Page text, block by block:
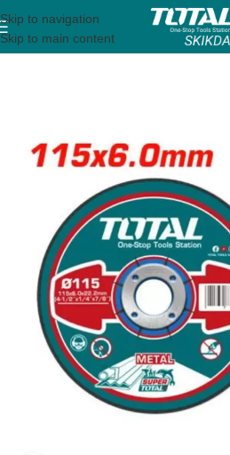
Skip to navigation
Skip to main content